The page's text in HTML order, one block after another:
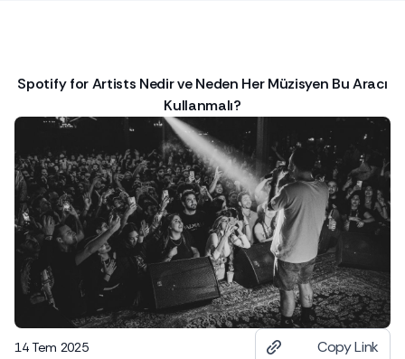
Spotify for Artists Nedir ve Neden Her Müzisyen Bu Aracı
Kullanmalı?
14 Tem 2025 Copy Link